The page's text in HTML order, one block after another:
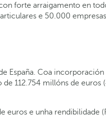
forte arraigamento en
e 50.000
Coa
112.754 millóns de
e unha rendibilidade